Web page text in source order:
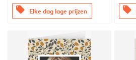
offers Elke dag lage prijzen offers